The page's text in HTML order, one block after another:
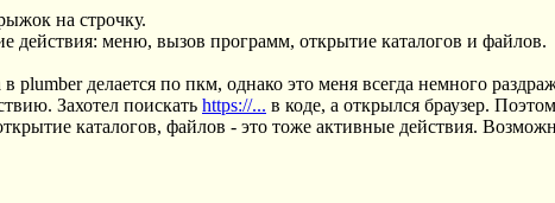
на строчку.
действия: меню, вызов программ, открытие каталогов и файлов.
plumber делается по пкм, однако это меня всегда немного
Захотел поискать https://... в коде, а открылся браузер.
каталогов, файлов - это тоже активные действия.